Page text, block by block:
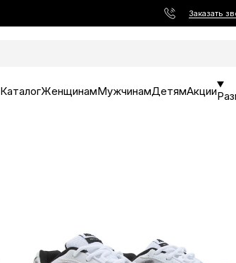
Заказать
КаталогЖенщинамМужчинамДетямАкции